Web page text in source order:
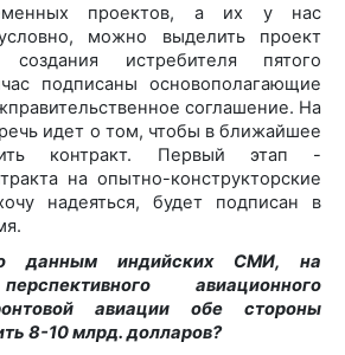
проектов, а их у нас
можно выделить проект
истребителя пятого
подписаны основополагающие
соглашение. На
идет о том, чтобы в ближайшее
контракт. Первый этап -
на опытно-конструкторские
надеяться, будет подписан в
данным индийских СМИ, на
авиационного
авиации обе стороны
8-10 млрд. долларов?